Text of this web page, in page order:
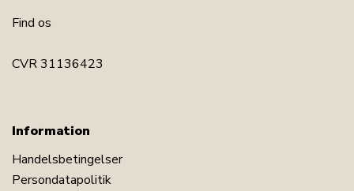
Find os
CVR 31136423
Information
Handelsbetingelser
Persondatapolitik